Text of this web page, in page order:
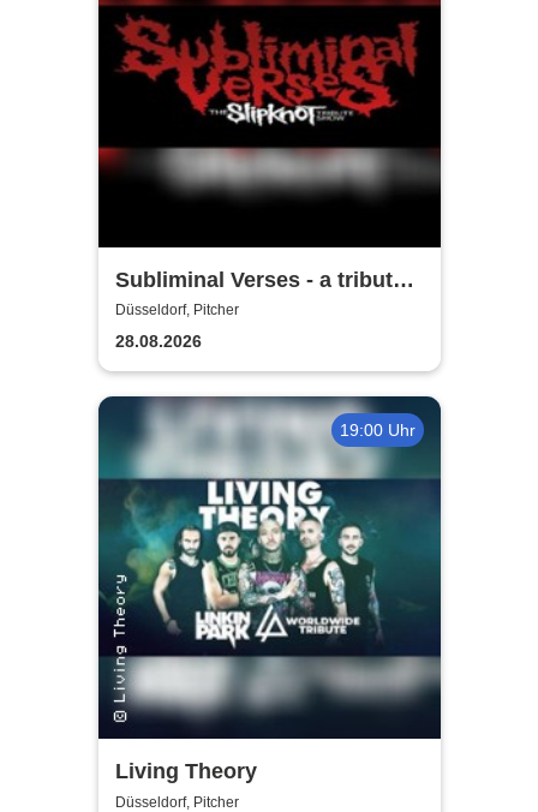
Subliminal Verses - a tribute
to Slipknot
Düsseldorf, Pitcher
28.08.2026
19:00 Uhr
Living Theory
Düsseldorf, Pitcher